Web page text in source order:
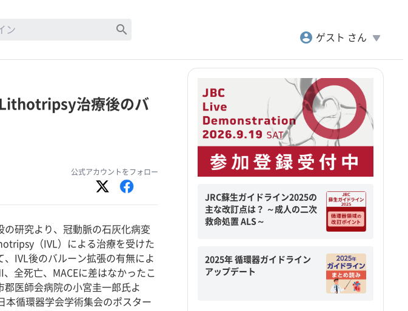
search
account_circle ゲスト さん play_arrow
治療後のバ
公式アカウントをフォロー
の研究より、冠動脈の石灰化病変
（IVL）による治療を受けた
、IVL後のバルーン拡張の有無によ
、全死亡、MACEに差はなかったこ
郡医師会病院の小宮圭一郎氏よ
本循環器学会学術集会のポスター
JRC蘇生ガイドライン2025の
主な改訂点は？ ～成人の二次
救命処置 ALS～
2025年 循環器ガイドライン
アップデート